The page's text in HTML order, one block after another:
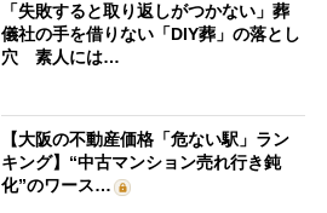
「失敗すると取り返しがつかない」葬
儀社の手を借りない「DIY葬」の落とし
穴 素人には…
【大阪の不動産価格「危ない駅」ラン
キング】“中古マンション売れ行き鈍
化”のワース…